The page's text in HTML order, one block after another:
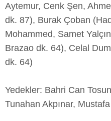
Aytemur, Cenk Şen,
dk. 87), Burak Çoban
Mohammed, Samet
Brazao dk. 64), Celal
dk. 64)
Yedekler: Bahri Can
Tunahan Akpınar,